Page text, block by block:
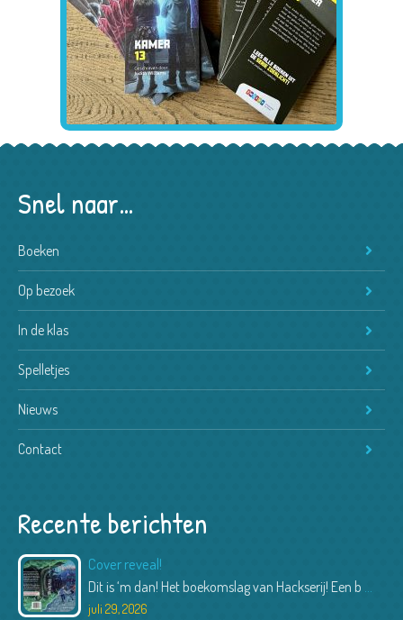
Snel naar…
Boeken
Op bezoek
In de klas
Spelletjes
Nieuws
Contact
Recente berichten
Cover reveal!
Dit is ‘m dan! Het boekomslag van Hackserij! Een b
juli 29, 2026